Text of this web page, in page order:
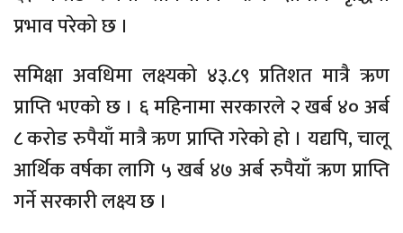
प्रभाव परेको छ ।
समिक्षा अवधिमा लक्ष्यको ४३.८९ प्रतिशत मात्रै ऋण
प्राप्ति भएको छ । ६ महिनामा सरकारले २ खर्ब ४० अर्ब
८ करोड रुपैयाँ मात्रै ऋण प्राप्ति गरेको हो । यद्यपि, चालू
आर्थिक वर्षका लागि ५ खर्ब ४७ अर्ब रुपैयाँ ऋण प्राप्ति
गर्ने सरकारी लक्ष्य छ ।